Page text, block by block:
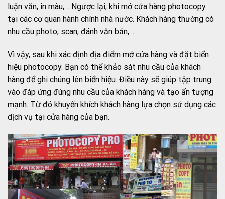
luận văn, in màu,… Ngược lại, khi mở cửa hàng photocopy
tại các cơ quan hành chính nhà nước. Khách hàng thường có
nhu cầu photo, scan, đánh văn bản,…
Vì vậy, sau khi xác định địa điểm mở cửa hàng và đặt biển
hiệu photocopy. Bạn có thể khảo sát nhu cầu của khách
hàng để ghi chúng lên biển hiệu. Điều này sẽ giúp tập trung
vào đáp ứng đúng nhu cầu của khách hàng và tạo ấn tượng
mạnh. Từ đó khuyến khích khách hàng lựa chọn sử dụng các
dịch vụ tại cửa hàng của bạn.